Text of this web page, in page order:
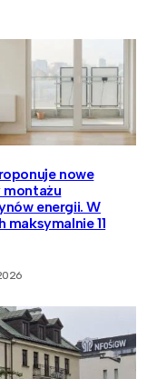
nowe
montażu
energii. W
maksymalnie 11